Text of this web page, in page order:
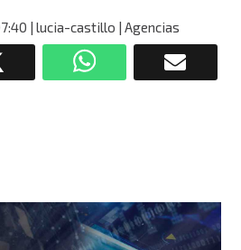
| lucia-castillo | Agencias